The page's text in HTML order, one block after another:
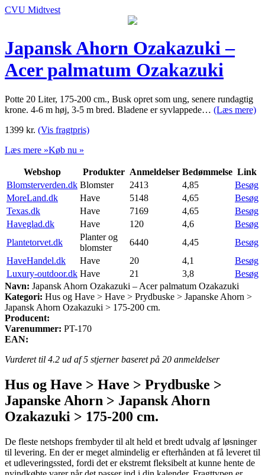
CVU Midtvest
Japansk Ahorn Ozakazuki –
Acer palmatum Ozakazuki
Potte 20 Liter, 175-200 cm., Busk opret som ung, senere rundagtig
krone. 4-6 m høj, 3-5 m bred. Bladene er syvlappede… (Læs mere)
1399 kr. (Vis fragtpris)
Læs mere »Køb nu »
Webshop Produkter Anmeldelser Bedømmelse Link
Blomsterverden.dk Blomster 2413 4,85
Besøg
MoreLand.dk
Have 5148 4,65
Besøg
Texas.dk
Have 7169 4,65
Besøg
Haveglad.dk
Have 120 4,6
Besøg
Plantetorvet.dk
Planter og
blomster
6440 4,45
Besøg
HaveHandel.dk
Have 20 4,1
Besøg
Luxury-outdoor.dk Have 21 3,8
Besøg
Navn: Japansk Ahorn Ozakazuki – Acer palmatum Ozakazuki
Kategori: Hus og Have > Have > Prydbuske > Japanske Ahorn >
Japansk Ahorn Ozakazuki > 175-200 cm.
Producent:
Varenummer: PT-170
EAN:
Vurderet til 4.2 ud af 5 stjerner baseret på 20 anmeldelser
Hus og Have > Have > Prydbuske >
Japanske Ahorn > Japansk Ahorn
Ozakazuki > 175-200 cm.
De fleste netshops frembyder til alt held et bredt udvalg af løsninger
til levering. En der er meget almindelig er efterhånden at få leveret til
et udleveringssted, fordi det er ekstremt fleksibelt at kunne hente de